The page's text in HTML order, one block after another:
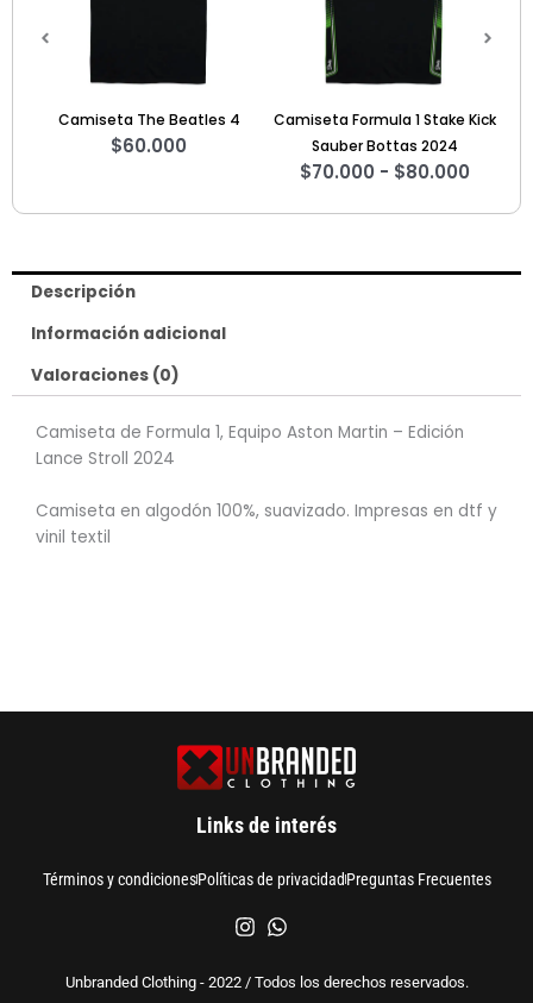
The Beatles 4
Camiseta Formula 1 Stake Kick
Sauber Bottas 2024
80.000
$80.000
Sweater
Descripción
Información adicional
Valoraciones (0)
Camiseta de Formula 1, Equipo Aston Martin – Edición
Lance Stroll 2024
Camiseta en algodón 100%, suavizado. Impresas en dtf y
vinil textil
Links de interés
Términos y condicionesPolíticas de privacidadPreguntas Frecuentes
Unbranded Clothing - 2022 / Todos los derechos reservados.